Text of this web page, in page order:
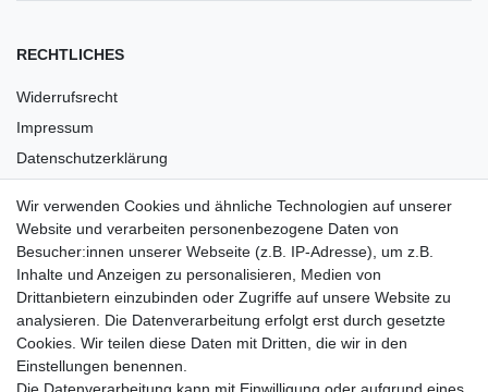
RECHTLICHES
Widerrufsrecht
Impressum
Datenschutzerklärung
Versandkosten
Barrierefreiheit
Anleitungen
Vertrag widerrufen
PARTNER
Wir verwenden Cookies und ähnliche Technologien auf unserer
Website und verarbeiten personenbezogene Daten von
Besucher:innen unserer Webseite (z.B. IP-Adresse), um z.B.
Inhalte und Anzeigen zu personalisieren, Medien von
Drittanbietern einzubinden oder Zugriffe auf unsere Website zu
analysieren. Die Datenverarbeitung erfolgt erst durch gesetzte
Cookies. Wir teilen diese Daten mit Dritten, die wir in den
Einstellungen benennen.